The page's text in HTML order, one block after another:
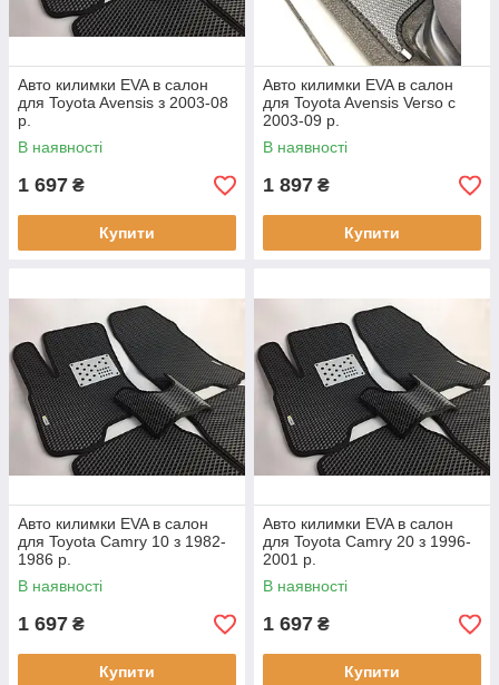
Авто килимки EVA в салон
для Toyota Avensis з 2003-08
р.
В наявності
1 697 ₴
Купити
Авто килимки EVA в салон
для Toyota Avensis Verso c
2003-09 р.
В наявності
1 897 ₴
Купити
Авто килимки EVA в салон
для Toyota Camry 10 з 1982-
1986 р.
В наявності
1 697 ₴
Купити
Авто килимки EVA в салон
для Toyota Camry 20 з 1996-
2001 р.
В наявності
1 697 ₴
Купити